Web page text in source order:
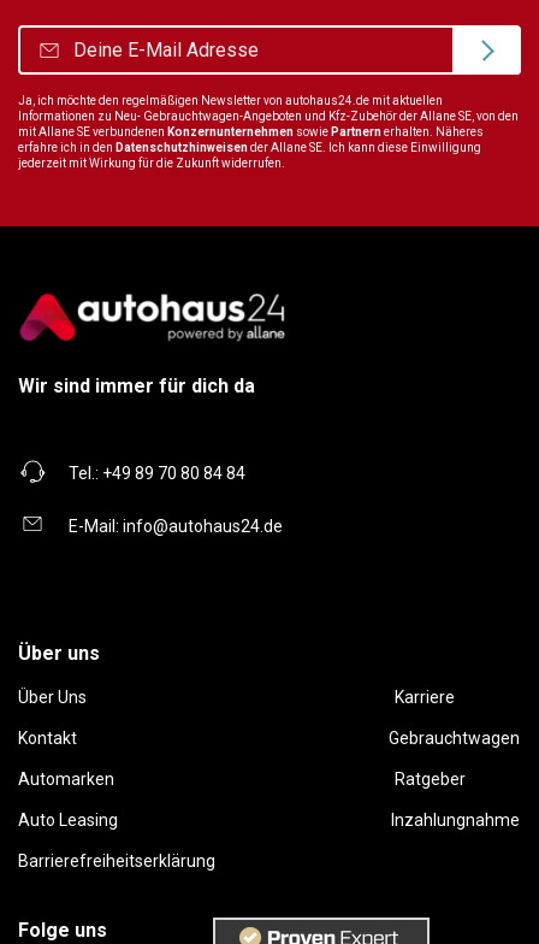
Ja, ich möchte den regelmäßigen Newsletter von autohaus24.de mit aktuellen
Informationen zu Neu- Gebrauchtwagen-Angeboten und Kfz-Zubehör der Allane SE, von den
mit Allane SE verbundenen Konzernunternehmen sowie Partnernerhalten. Näheres
erfahre ich in den Datenschutzhinweisender Allane SE. Ich kann diese Einwilligung
jederzeit mit Wirkung für die Zukunft widerrufen.
Wir sind immer für dich da
Tel.: +49 89 70 80 84 84
E-Mail: info@autohaus24.de
Über uns
Über Uns Karriere
Kontakt Gebrauchtwagen
Automarken Ratgeber
Auto Leasing Inzahlungnahme
Barrierefreiheitserklärung
Folge uns